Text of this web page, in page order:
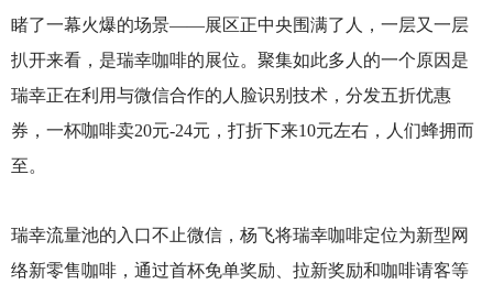
睹了一幕火爆的场景——展区正中央围满了人，一层又一层
扒开来看，是瑞幸咖啡的展位。聚集如此多人的一个原因是
瑞幸正在利用与微信合作的人脸识别技术，分发五折优惠
券，一杯咖啡卖20元-24元，打折下来10元左右，人们蜂拥而
至。
瑞幸流量池的入口不止微信，杨飞将瑞幸咖啡定位为新型网
络新零售咖啡，通过首杯免单奖励、拉新奖励和咖啡请客等